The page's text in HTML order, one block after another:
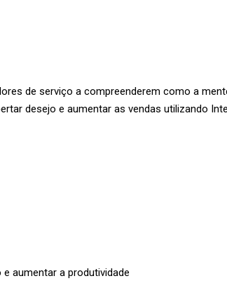
de serviço a compreenderem como a
desejo e aumentar as vendas utilizando
aumentar a produtividade